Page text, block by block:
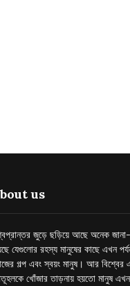
us
জুড়ে ছড়িয়ে আছে অনেক
যেগুলোর রহস্য মানুষের কাছে এখন
গল্প এবং স্বয়ং মানুষ। আর
খোঁজার তাড়নায় হয়তো মানুষ